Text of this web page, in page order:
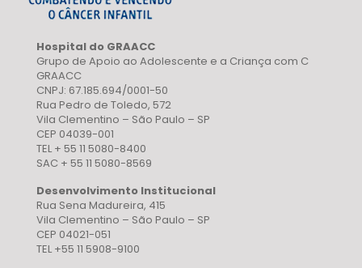
Hospital do GRAACC
Grupo de Apoio ao Adolescente e a Criança com C
GRAACC
CNPJ: 67.185.694/0001-50
Rua Pedro de Toledo, 572
Vila Clementino – São Paulo – SP
CEP 04039-001
TEL + 55 11 5080-8400
SAC + 55 11 5080-8569
Desenvolvimento Institucional
Rua Sena Madureira, 415
Vila Clementino – São Paulo – SP
CEP 04021-051
TEL +55 11 5908-9100